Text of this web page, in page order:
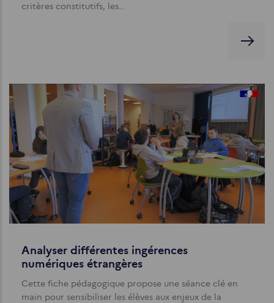
critères constitutifs, les…
Analyser différentes ingérences
numériques étrangères
Cette fiche pédagogique propose une séance clé en
main pour sensibiliser les élèves aux enjeux de la